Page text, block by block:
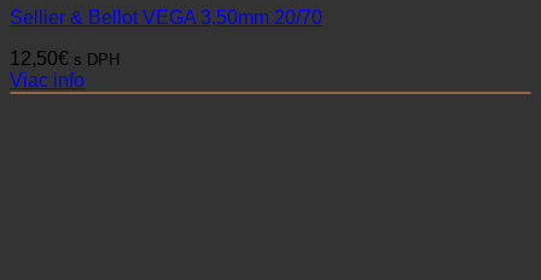
Sellier & Bellot VEGA 3,50mm 20/70
12,50€ s DPH
Viac info